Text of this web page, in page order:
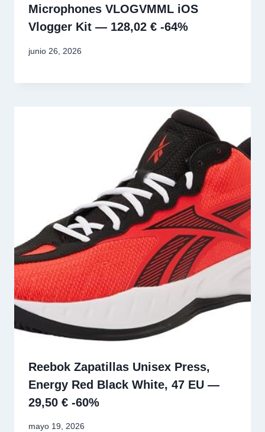
Microphones VLOGVMML iOS
Vlogger Kit — 128,02 € -64%
junio 26, 2026
Reebok Zapatillas Unisex Press,
Energy Red Black White, 47 EU —
29,50 € -60%
mayo 19, 2026